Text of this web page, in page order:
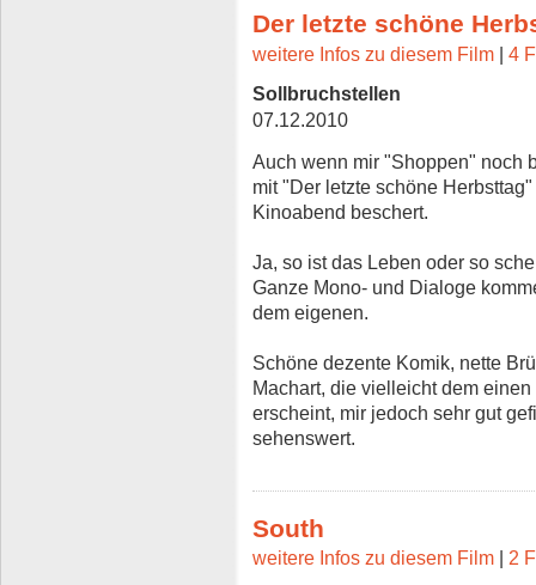
Der letzte schöne
weitere Infos zu diesem Film | 4
Sollbruchstellen
07.12.2010
Auch wenn mir "Shoppen" noch
mit "Der letzte schöne
Kinoabend beschert.
Ja, so ist das Leben oder so
Ganze Mono- und Dialoge
dem eigenen.
Schöne dezente Komik, nette
Machart, die vielleicht dem
erscheint, mir jedoch sehr gut
sehenswert.
South
weitere Infos zu diesem Film
2